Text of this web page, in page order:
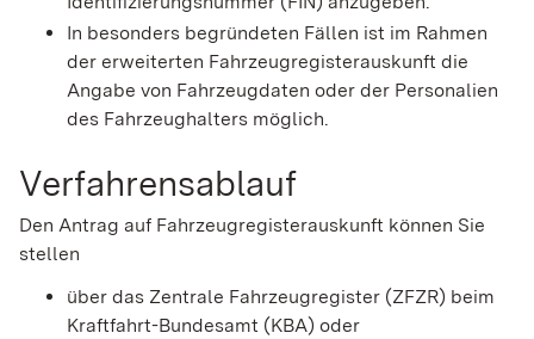
In besonders begründeten Fällen ist im Rahmen
der erweiterten Fahrzeugregisterauskunft die
Angabe von Fahrzeugdaten oder der Personalien
des Fahrzeughalters möglich.
Verfahrensablauf
Den Antrag auf Fahrzeugregisterauskunft können Sie
stellen
über das Zentrale Fahrzeugregister (ZFZR) beim
Kraftfahrt-Bundesamt (KBA) oder